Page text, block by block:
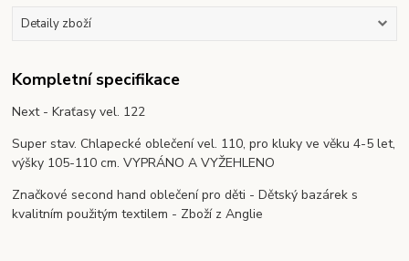
Detaily zboží
Kompletní specifikace
Next - Kraťasy vel. 122
Super stav. Chlapecké oblečení vel. 110, pro kluky ve věku 4-5 let,
výšky 105-110 cm. VYPRÁNO A VYŽEHLENO
Značkové second hand oblečení pro děti - Dětský bazárek s
kvalitním použitým textilem - Zboží z Anglie